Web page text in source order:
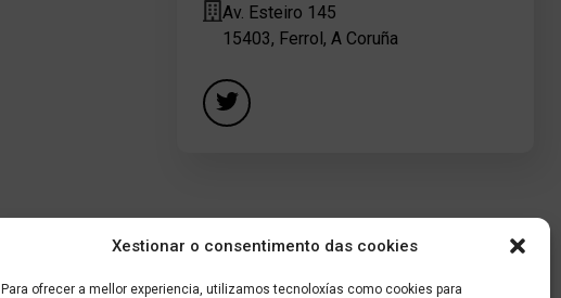
Xestionar o consentimento das cookies
Para ofrecer a mellor experiencia, utilizamos tecnoloxías como cookies para
Av. Esteiro 145
15403, Ferrol, A Coruña